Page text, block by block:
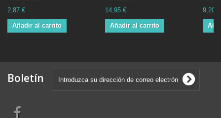
2,87 €
Añadir al carrito
14,95 €
Añadir al carrito
9,20 €
Boletín